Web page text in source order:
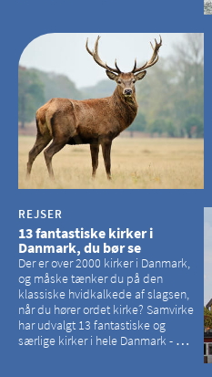
REJSER
13 fantastiske kirker i
Danmark, du bør se
Der er over 2000 kirker i Danmark,
og måske tænker du på den
klassiske hvidkalkede af slagsen,
når du hører ordet kirke? Samvirke
har udvalgt 13 fantastiske og
særlige kirker i hele Danmark - og